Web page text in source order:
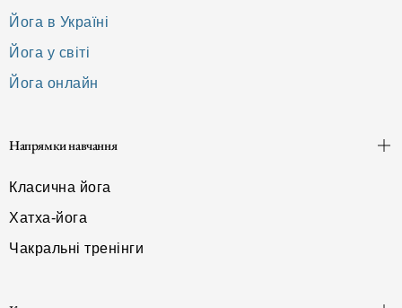
Йога в Україні
Йога у світі
Йога онлайн
Напрямки навчання
Класична йога
Хатха-йога
Чакральні тренінги